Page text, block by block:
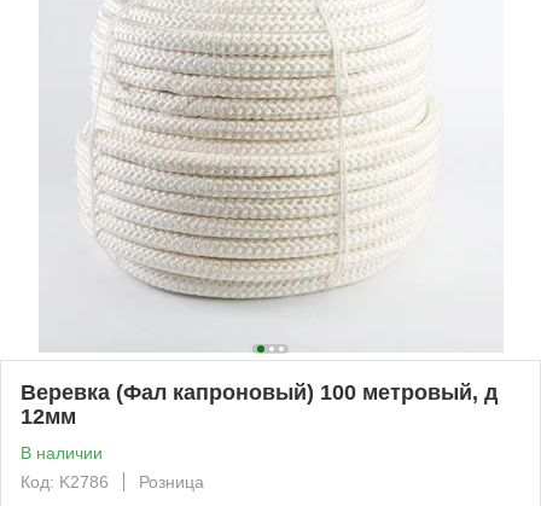
Веревка (Фал капроновый) 100 метровый, д
12мм
В наличии
Код: K2786
Розница